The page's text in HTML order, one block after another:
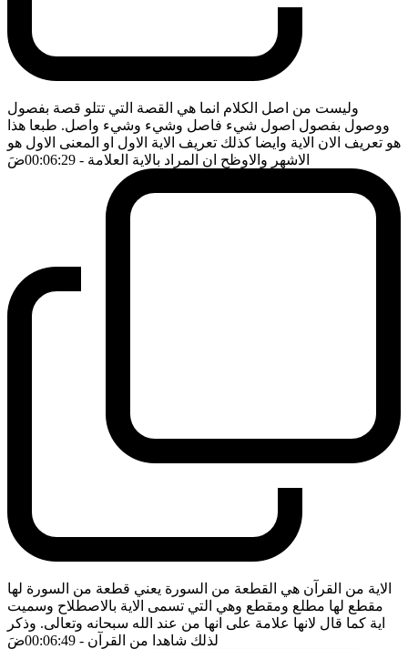
وليست من اصل الكلام انما هي القصة التي تتلو قصة بفصول
ووصول بفصول اصول شيء فاصل وشيء وشيء واصل. طبعا هذا
هو تعريف الان الاية وايضا كذلك تعريف الاية الاول او المعنى الاول هو
الاشهر والاوظح ان المراد بالاية العلامة - 00:06:29 ضَ
الاية من القرآن هي القطعة من السورة يعني قطعة من السورة لها
مقطع لها مطلع ومقطع وهي التي تسمى الاية بالاصطلاح وسميت
اية كما قال لانها علامة على انها من عند الله سبحانه وتعالى. وذكر
لذلك شاهدا من القرآن - 00:06:49 ضَ